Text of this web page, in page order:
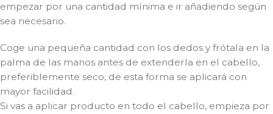
empezar por una cantidad mínima e ir añadiendo según
sea necesario.
Coge una pequeña cantidad con los dedos y frótala en la
palma de las manos antes de extenderla en el cabello,
preferiblemente seco, de esta forma se aplicará con
mayor facilidad.
Si vas a aplicar producto en todo el cabello, empieza por